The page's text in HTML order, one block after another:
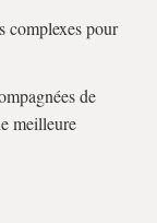
complexes pour
de
meilleure